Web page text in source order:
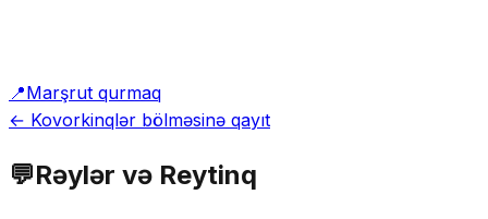
📍Marşrut qurmaq
← Kovorkinqlər bölməsinə qayıt
💬Rəylər və Reytinq